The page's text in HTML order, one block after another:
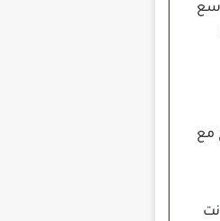
مع